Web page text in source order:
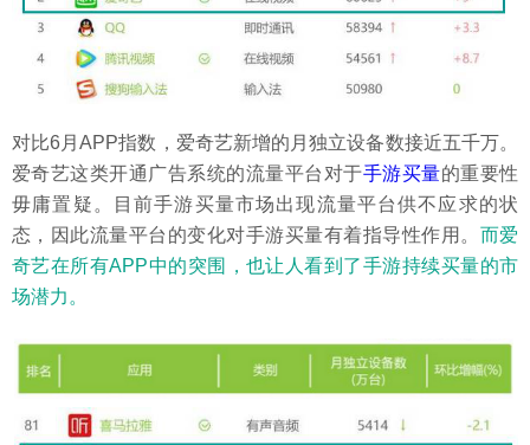
对比6月APP指数，爱奇艺新增的月独立设备数接近五千万。
爱奇艺这类开通广告系统的流量平台对于手游买量的重要性
毋庸置疑。目前手游买量市场出现流量平台供不应求的状
态，因此流量平台的变化对手游买量有着指导性作用。 而爱
奇艺在所有APP中的突围，也让人看到了手游持续买量的市
场潜力。